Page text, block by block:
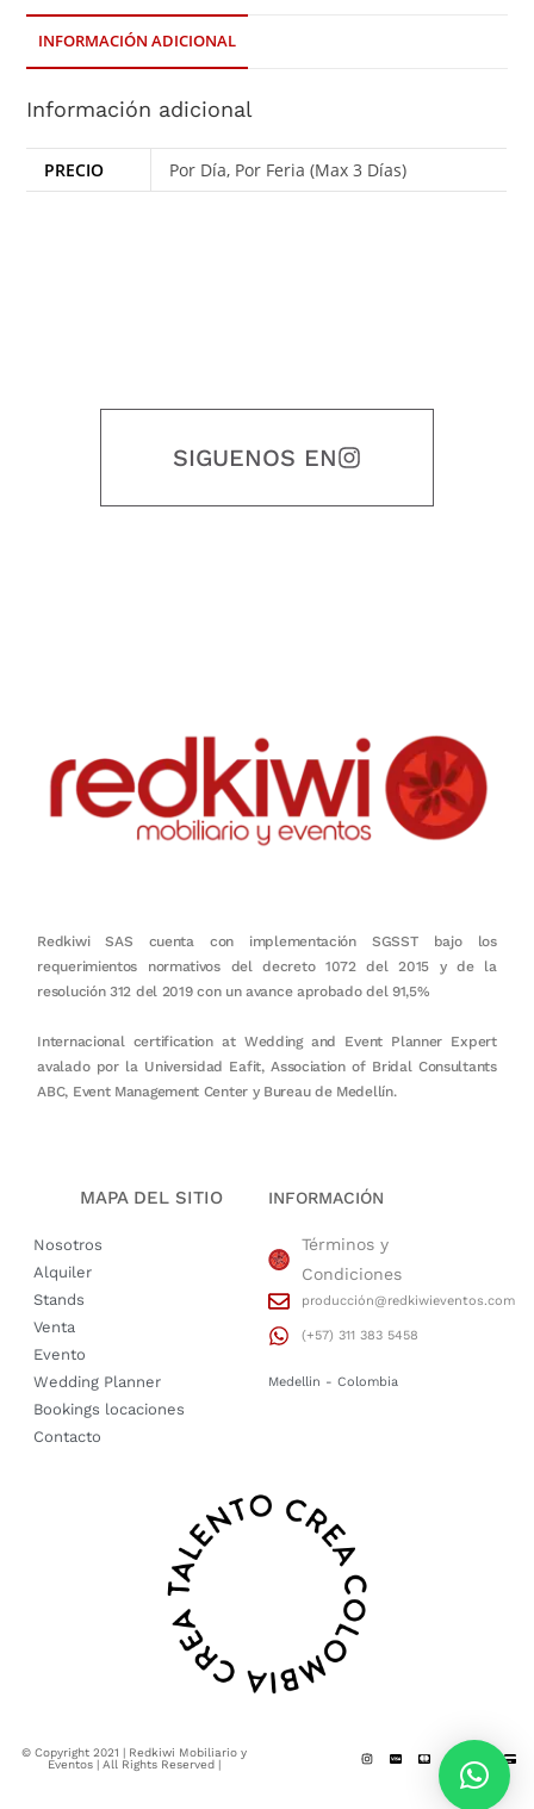
INFORMACIÓN ADICIONAL
Información adicional
PRECIO Por Día, Por Feria (Max 3 Días)
SIGUENOS EN
Redkiwi SAS cuenta con implementación SGSST bajo los
requerimientos normativos del decreto 1072 del 2015 y de la
resolución 312 del 2019 con un avance aprobado del 91,5%
Internacional certification at Wedding and Event Planner Expert
avalado por la Universidad Eafit, Association of Bridal Consultants
ABC, Event Management Center y Bureau de Medellín.
MAPA DEL SITIO
Nosotros
Alquiler
Stands
Venta
Evento
Wedding Planner
Bookings locaciones
Contacto
INFORMACIÓN
Términos y
Condiciones
producción@redkiwieventos.com
(+57) 311 383 5458
Medellin - Colombia
© Copyright 2021 | Redkiwi Mobiliario y
Eventos | All Rights Reserved |